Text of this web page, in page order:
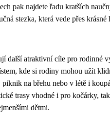
pak najdete řadu kratších
stezka, která vede přes
další atraktivní cíle pro rodinné
kde si rodiny mohou užít
na břehu nebo v létě i
trasy vhodné i pro kočárky,
dětmi.